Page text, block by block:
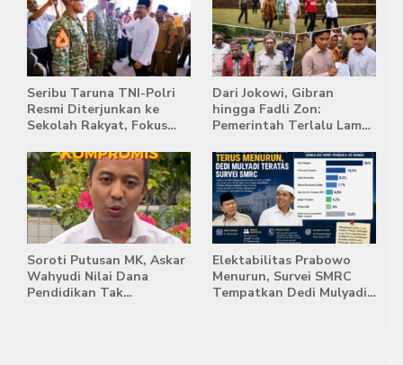
Seribu Taruna TNI-Polri
Resmi Diterjunkan ke
Sekolah Rakyat, Fokus
Kemandirian Siswa
Dari Jokowi, Gibran
hingga Fadli Zon:
Pemerintah Terlalu Lama
Stockpile Batu Bara Masih
Mengepung Candi Muaro
Jambi
Soroti Putusan MK, Askar
Wahyudi Nilai Dana
Pendidikan Tak
Elektabilitas Prabowo
Menurun, Survei SMRC
Tempatkan Dedi Mulyadi